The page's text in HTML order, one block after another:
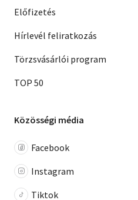
Előfizetés
Hírlevél feliratkozás
Törzsvásárlói program
TOP 50
Közösségi média
Facebook
Instagram
Tiktok